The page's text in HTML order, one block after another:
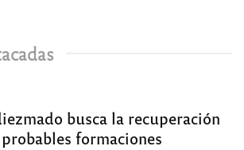
busca la recuperación
formaciones